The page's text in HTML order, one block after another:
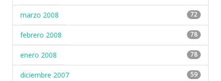
marzo 2008 72
febrero 2008 78
enero 2008 78
diciembre 2007 59